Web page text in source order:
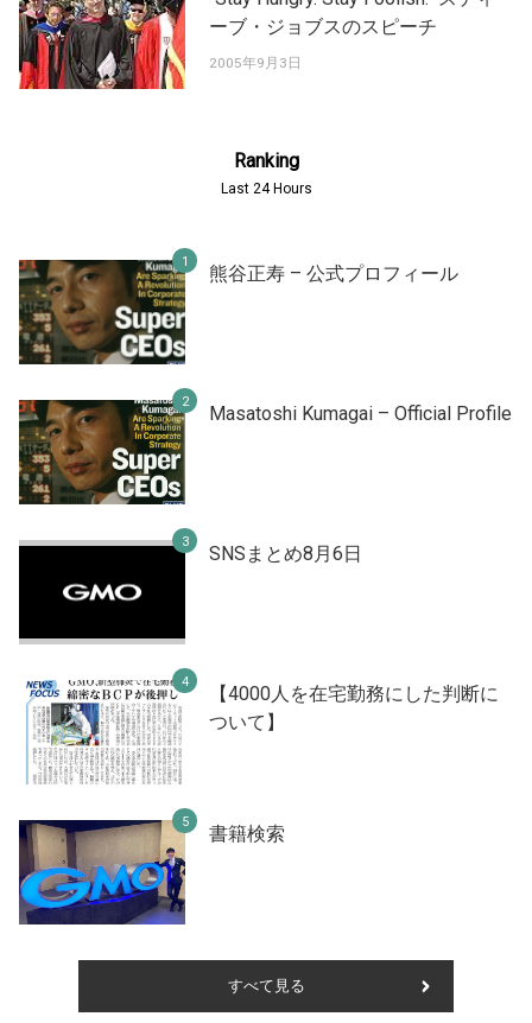
ーブ・ジョブスのスピーチ
2005年9月3日
Ranking
Last 24 Hours
熊谷正寿 – 公式プロフィール
Masatoshi Kumagai – Official Profile
SNSまとめ8月6日
【4000人を在宅勤務にした判断に
ついて】
書籍検索
すべて見る